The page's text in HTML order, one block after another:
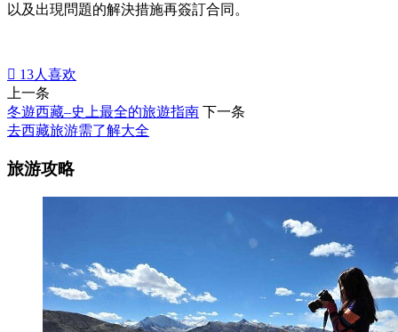
以及出現問題的解決措施再簽訂合同。
 13人喜欢
上一条
冬遊西藏–史上最全的旅遊指南 下一条
去西藏旅游需了解大全
旅游攻略